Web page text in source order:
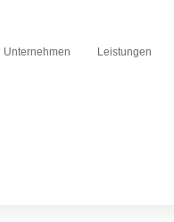
Unternehmen Leistungen